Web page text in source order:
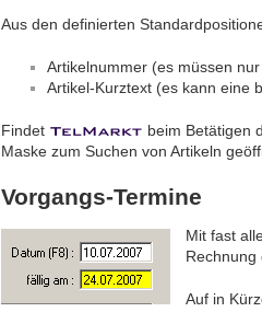
Aus den definierten
Artikelnummer (es müssen
Artikel-Kurztext (es kann eine
Findet
beim Betätigen
Maske zum Suchen von Artikeln
Vorgangs-Termine
Mit fast
Rechnung
Auf in